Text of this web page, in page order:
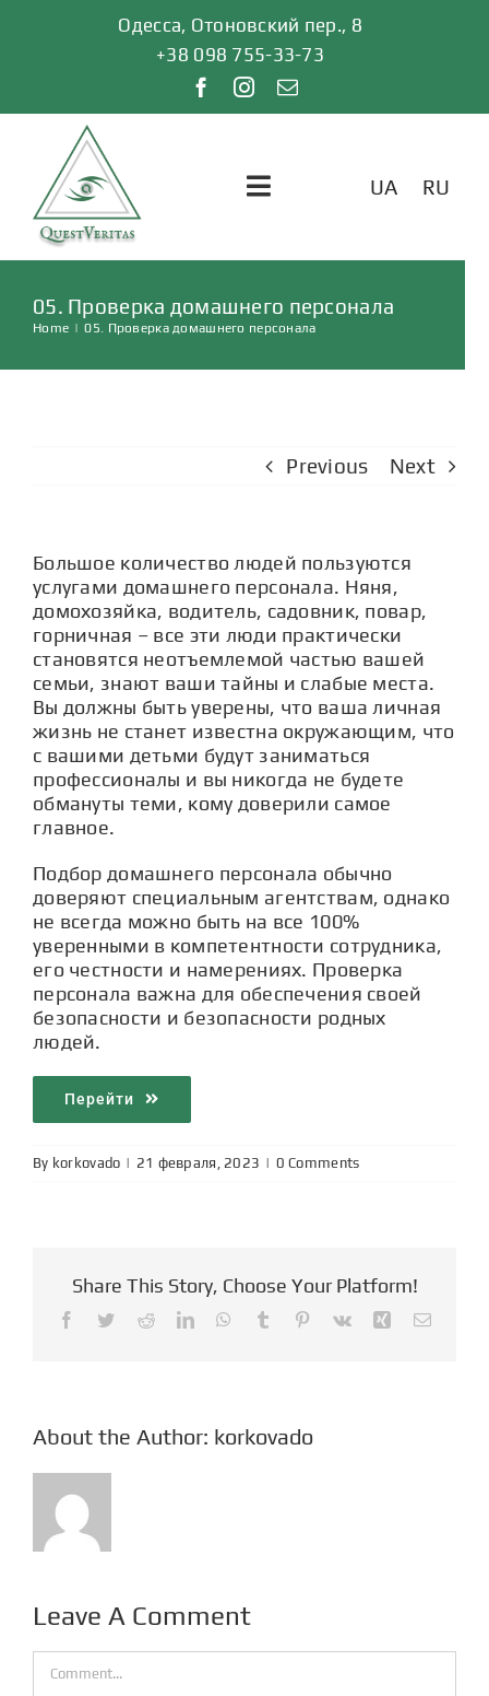
Одесса, Отоновский пер., 8
+38 098 755-33-73
Toggle
КОНТАКТЫ
UA RU
05. Проверка домашнего персонала
Home | 05. Проверка домашнего персонала
Previous Next
Большое количество людей пользуются
услугами домашнего персонала. Няня,
домохозяйка, водитель, садовник, повар,
горничная – все эти люди практически
становятся неотъемлемой частью вашей
семьи, знают ваши тайны и слабые места.
Вы должны быть уверены, что ваша личная
жизнь не станет известна окружающим, что
с вашими детьми будут заниматься
профессионалы и вы никогда не будете
обмануты теми, кому доверили самое
главное.
Подбор домашнего персонала обычно
доверяют специальным агентствам, однако
не всегда можно быть на все 100%
уверенными в компетентности сотрудника,
его честности и намерениях. Проверка
персонала важна для обеспечения своей
безопасности и безопасности родных
людей.
Перейти
By korkovado | | 0 Comments
Share This Story, Choose Your Platform!
Facebook
TwitterRedditLinkedInWhatsApp
Tumblr Pinterest
Vk XingEmail
About the Author: korkovado
Leave A Comment
Comment